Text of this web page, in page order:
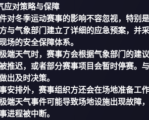
应对策略与保障
对冬季运动赛事的影响不容忽视，特别
与气象部门建立了详细的应急预案，并
场的安全保障体系。
端天气时，赛事方会根据气象部门的建
推迟，或者部分赛事项目会暂时停赛。
出及时决策。
安排外，赛事组织方还会在场地准备工
端天气事件可能导致场地设施出现故障
进程被中断。